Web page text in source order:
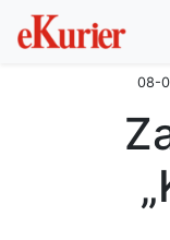
08-